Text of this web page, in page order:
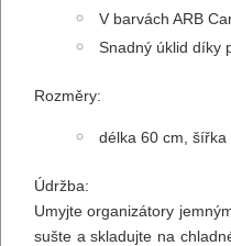
V barvách ARB
Snadný úklid díky
Rozměry:
délka 60 cm,
Údržba:
Umyjte organizátory
sušte a skladujte na